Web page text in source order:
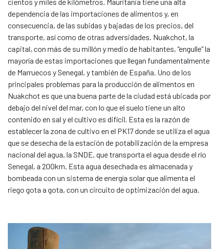
dependencia de las importaciones de alimentos y, en
consecuencia, de las subidas y bajadas de los precios, del
transporte, así como de otras adversidades. Nuakchot, la
capital, con más de su millón y medio de habitantes, “engulle” la
mayoría de estas importaciones que llegan fundamentalmente
de Marruecos y Senegal, y también de España. Uno de los
principales problemas para la producción de alimentos en
Nuakchot es que una buena parte de la ciudad está ubicada por
debajo del nivel del mar, con lo que el suelo tiene un alto
contenido en sal y el cultivo es difícil. Esta es la razón de
establecer la zona de cultivo en el PK17 donde se utiliza el agua
que se desecha de la estación de potabilización de la empresa
nacional del agua, la SNDE, que transporta el agua desde el río
Senegal, a 200km. Esta agua desechada es almacenada y
bombeada con un sistema de energía solar que alimenta el
riego gota a gota, con un circuito de optimización del agua.